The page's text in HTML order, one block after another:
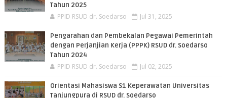
Tahun 2025
PPID RSUD dr. Soedarso Jul 31, 2025
Pengarahan dan Pembekalan Pegawai Pemerintah
dengan Perjanjian Kerja (PPPK) RSUD dr. Soedarso
Tahun 2024
PPID RSUD dr. Soedarso Jul 02, 2025
Orientasi Mahasiswa S1 Keperawatan Universitas
Tanjungpura di RSUD dr. Soedarso